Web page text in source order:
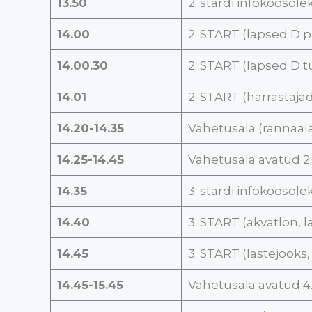
13.50 2. stardi
14.00 2. START (lapsed D
14.00.30 2. START (lapsed D
14.01 2. START
14.20-14.35 Vahetusala
14.25-14.45 Vahetusala avatud
14.35 3. stardi
14.40 3. START (akvatlon,
14.45 3. START
14.45-15.45 Vahetusala avatud